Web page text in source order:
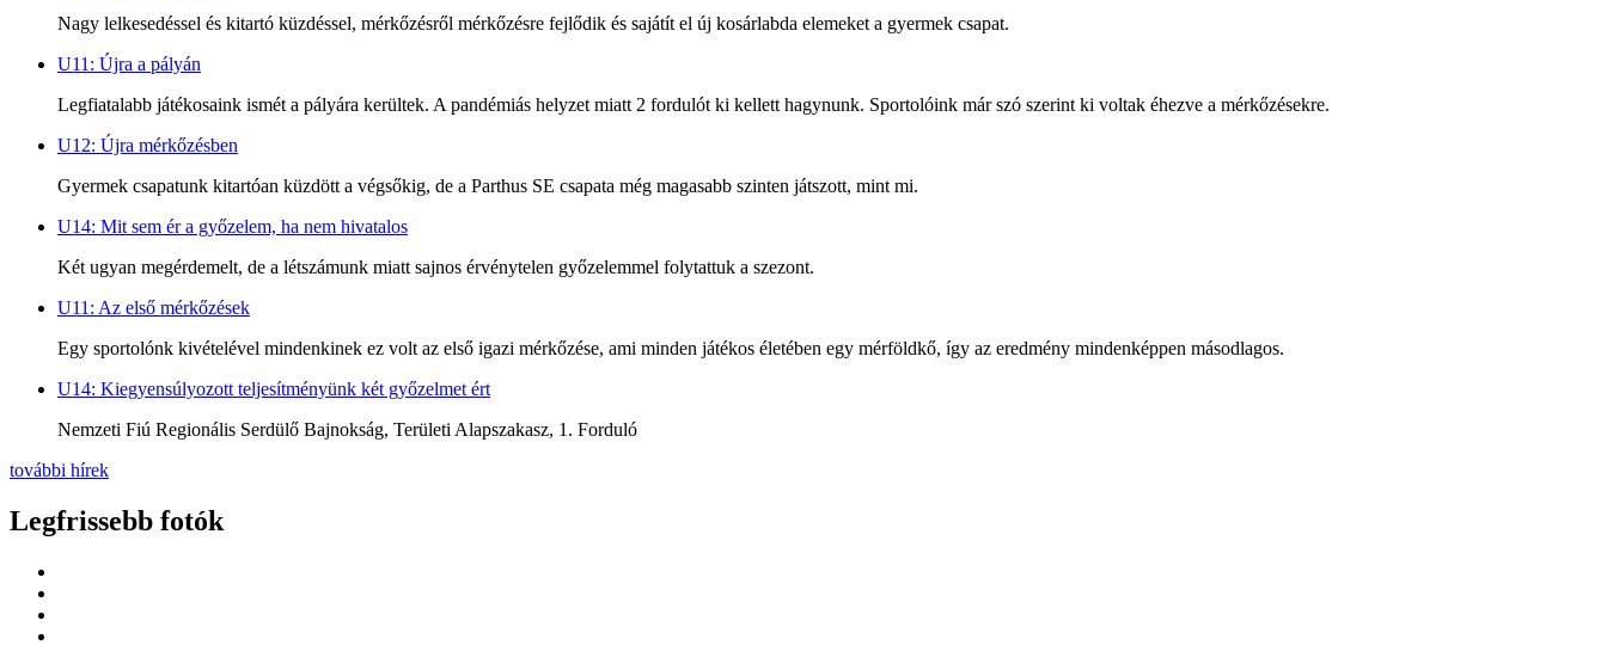
Nagy lelkesedéssel és kitartó küzdéssel, mérkőzésről mérkőzésre fejlődik és sajátít el új kosárlabda elemeket a gyermek csapat.
U11: Újra a pályán
Legfiatalabb játékosaink ismét a pályára kerültek. A pandémiás helyzet miatt 2 fordulót ki kellett hagynunk. Sportolóink már szó szerint ki voltak éhezve a mérkőzésekre.
U12: Újra mérkőzésben
Gyermek csapatunk kitartóan küzdött a végsőkig, de a Parthus SE csapata még magasabb szinten játszott, mint mi.
U14: Mit sem ér a győzelem, ha nem hivatalos
Két ugyan megérdemelt, de a létszámunk miatt sajnos érvénytelen győzelemmel folytattuk a szezont.
U11: Az első mérkőzések
Egy sportolónk kivételével mindenkinek ez volt az első igazi mérkőzése, ami minden játékos életében egy mérföldkő, így az eredmény mindenképpen másodlagos.
U14: Kiegyensúlyozott teljesítményünk két győzelmet ért
Nemzeti Fiú Regionális Serdülő Bajnokság, Területi Alapszakasz, 1. Forduló
további hírek
Legfrissebb fotók